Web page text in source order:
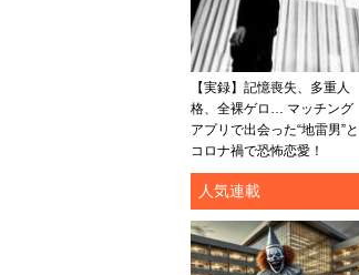
【実録】記憶喪失、多重人
格、全裸ゲロ… マッチング
アプリで出会った“地雷男”と
コロナ禍で恐怖恋愛！
人気連載